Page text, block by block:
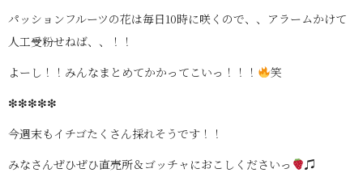
パッションフルーツの花は毎日10時に咲くので、、アラームかけて
人工受粉せねば、、！！
よーし！！みんなまとめてかかってこいっ！！！
笑
❇❇❇❇❇
今週末もイチゴたくさん採れそうです！！
みなさんぜひぜひ直売所＆ゴッチャにおこしくださいっ
♫